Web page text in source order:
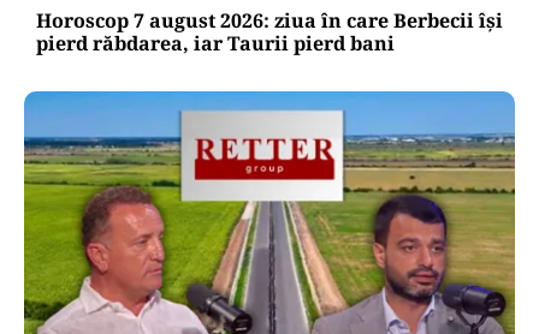
Horoscop 7 august 2026: ziua în care Berbecii își
pierd răbdarea, iar Taurii pierd bani